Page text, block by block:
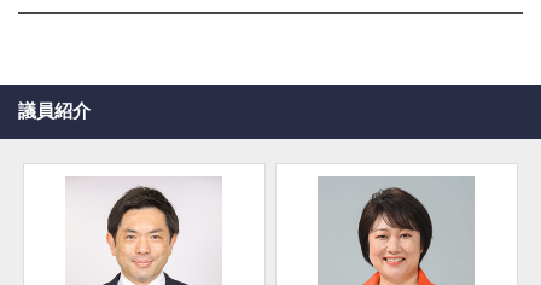
議員紹介